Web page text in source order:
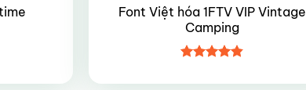
Font Việt hóa 1FTV VIP Vintage
Camping
hạng4.85